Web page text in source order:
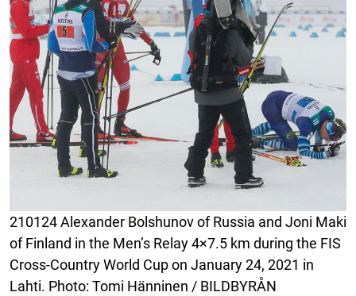
210124 Alexander Bolshunov of Russia and Joni Maki
of Finland in the Men’s Relay 4×7.5 km during the FIS
Cross-Country World Cup on January 24, 2021 in
Lahti. Photo: Tomi Hänninen / BILDBYRÅN